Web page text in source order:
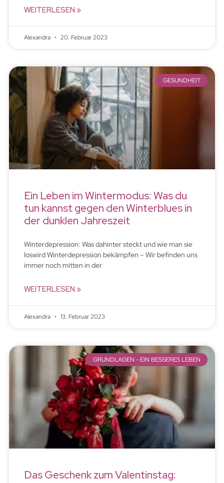
WEITERLESEN »
Alexandra 20. Februar 2023
GESUNDHEIT
Ein Leben im Wintermodus: Was du
tun kannst gegen den Winterblues in
der dunklen Jahreszeit
Winterdepression: Was dahinter steckt und wie man sie
loswird Winterdepression bekämpfen – Wir befinden uns
immer noch mitten in der
WEITERLESEN »
Alexandra 13. Februar 2023
GRUNDLAGEN - EIN BESSERES LEBEN
Das Geschenk zum Valentinstag: